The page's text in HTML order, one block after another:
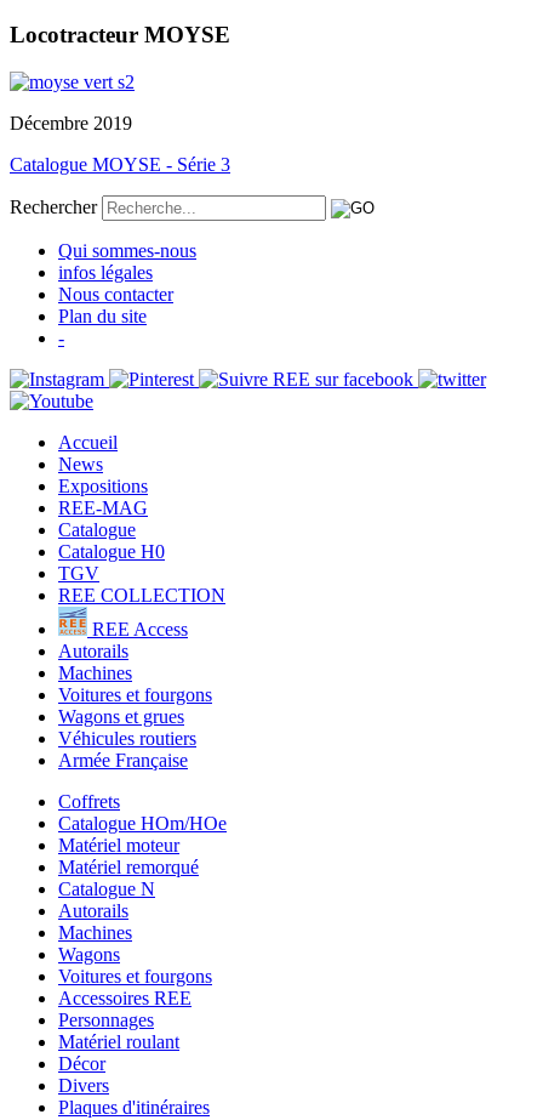
Locotracteur MOYSE
Décembre 2019
Catalogue MOYSE - Série 3
Rechercher
Qui sommes-nous
infos légales
Nous contacter
Plan du site
-
Accueil
News
Expositions
REE-MAG
Catalogue
Catalogue H0
TGV
REE COLLECTION
REE Access
Autorails
Machines
Voitures et fourgons
Wagons et grues
Véhicules routiers
Armée Française
Coffrets
Catalogue HOm/HOe
Matériel moteur
Matériel remorqué
Catalogue N
Autorails
Machines
Wagons
Voitures et fourgons
Accessoires REE
Personnages
Matériel roulant
Décor
Divers
Plaques d'itinéraires